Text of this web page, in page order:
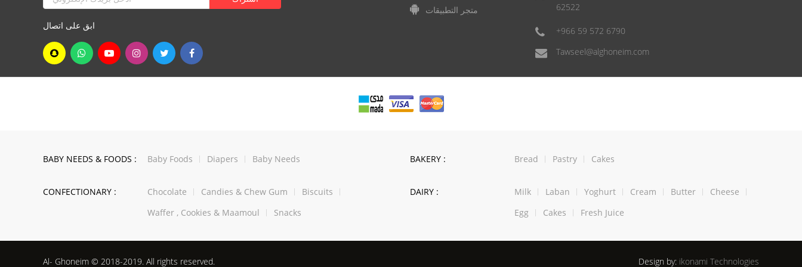
ابق على اتصال
متجر التطبيقات
62522
+966 59 572 6790
Tawseel@alghoneim.com
BABY NEEDS & FOODS : Baby Foods Diapers Baby Needs BAKERY : Bread Pastry Cakes
CONFECTIONARY : Chocolate Candies & Chew Gum
Biscuits
Waffer , Cookies & Maamoul
Snacks
DAIRY : Milk Laban Yoghurt Cream Butter
Cheese
Egg
Cakes Fresh Juice
Al- Ghoneim © 2018-2019. All rights reserved. Design by: ikonami Technologies